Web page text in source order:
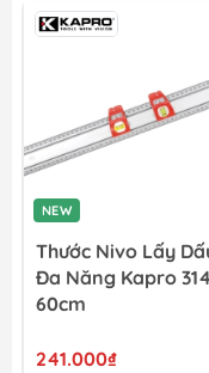
Túi vải đựng
NEW
Thước Nivo Lấy
Đa Năng Kapro 314
60cm
241.000₫